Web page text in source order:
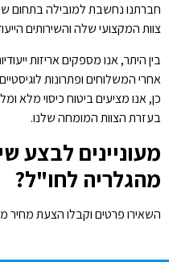
חברתנו נחשבת למובילה בתחום
צוות המקצועי שלה והשירותים
בין היתר, אנו מספקים אריזות
אחרי המשלוחים ופתרונות
כן, אנו מציעים ביטוח כיסוי מלא
בעזרת הצוות המומחה שלנו.
מעוניינים לבצע
מהגלריה לחו"ל?
השאירו פרטים וקבלו הצעת מחיר